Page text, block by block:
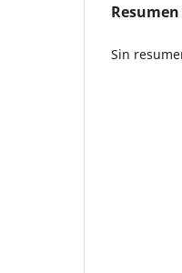
Resumen
Sin